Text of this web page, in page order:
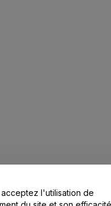
contacterl'utilisation de